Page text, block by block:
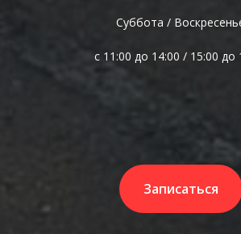
Суббота /
с 11:00 до 14:00 / 15:00 до
Записаться